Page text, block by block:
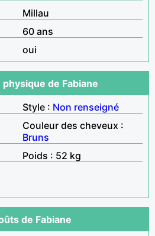
Millau
60 ans
oui
de Fabiane
Style : Non renseigné
Couleur des cheveux :
Bruns
Poids : 52 kg
de Fabiane